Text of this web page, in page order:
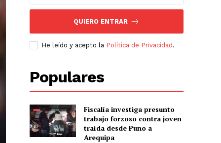
QUIERO ENTRAR
He leído y acepto la Política de Privacidad .
Populares
Fiscalía investiga presunto
trabajo forzoso contra joven
traída desde Puno a
Arequipa